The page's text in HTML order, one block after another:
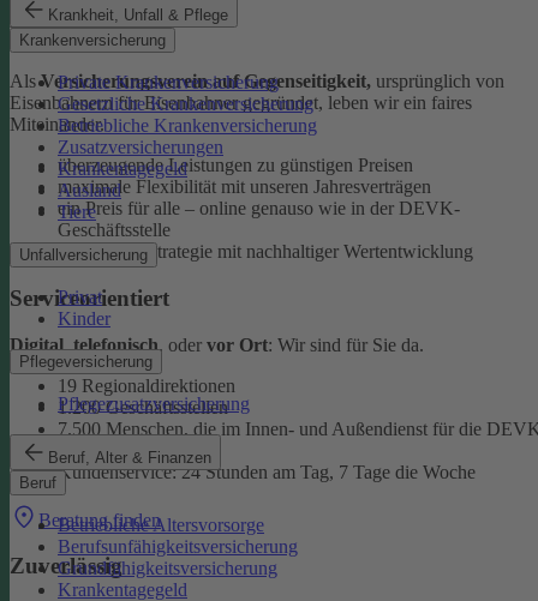
Krankheit, Unfall & Pflege
Krankenversicherung
Private Krankenversicherung
Gesetzliche Krankenversicherung
Betriebliche Krankenversicherung
Zusatzversicherungen
Krankentagegeld
Ausland
Tiere
Unfallversicherung
Privat
Kinder
Pflegeversicherung
Pflegezusatzversicherung
Beruf, Alter & Finanzen
Beruf
Betriebliche Altersvorsorge
Berufsunfähigkeitsversicherung
Grundfähigkeitsversicherung
Krankentagegeld
Ehrlich
AlsVersicherungsverein auf Gegenseitigkeit, ursprünglich von
Eisenbahnern für Eisenbahner gegründet, leben wir ein faires
Miteinander.
überzeugende Leistungen zu günstigen Preisen
maximale Flexibilität mit unseren Jahresverträgen
ein Preis für alle – online genauso wie in der DEVK-
Geschäftsstelle
faire Anlagestrategie mit nachhaltiger Wertentwicklung
Serviceorientiert
Digital,telefonisch, oder vor Ort: Wir sind für Sie da.
19 Regionaldirektionen
1.200 Geschäftsstellen
7.500 Menschen, die im Innen- und Außendienst für die
arbeiten
Kundenservice: 24 Stunden am Tag, 7 Tage die Woche
Beratung finden
Zuverlässig